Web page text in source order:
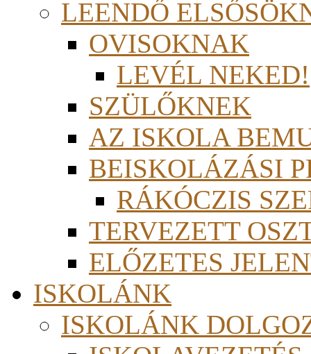
LEENDŐ
OVISOKNAK
LEVÉL NEKED!
SZÜLŐKNEK
AZ ISKOLA
BEISKOLÁZÁSI
RÁKÓCZIS
TERVEZETT
ELŐZETES
ISKOLÁNK
ISKOLÁNK